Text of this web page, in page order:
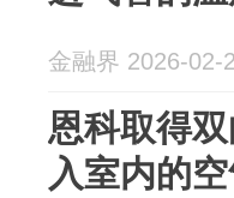
金融界 2026-02-
恩科取得
入室内的